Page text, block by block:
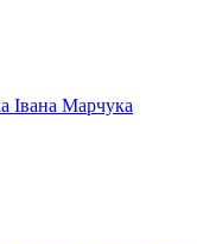
Івана Марчука